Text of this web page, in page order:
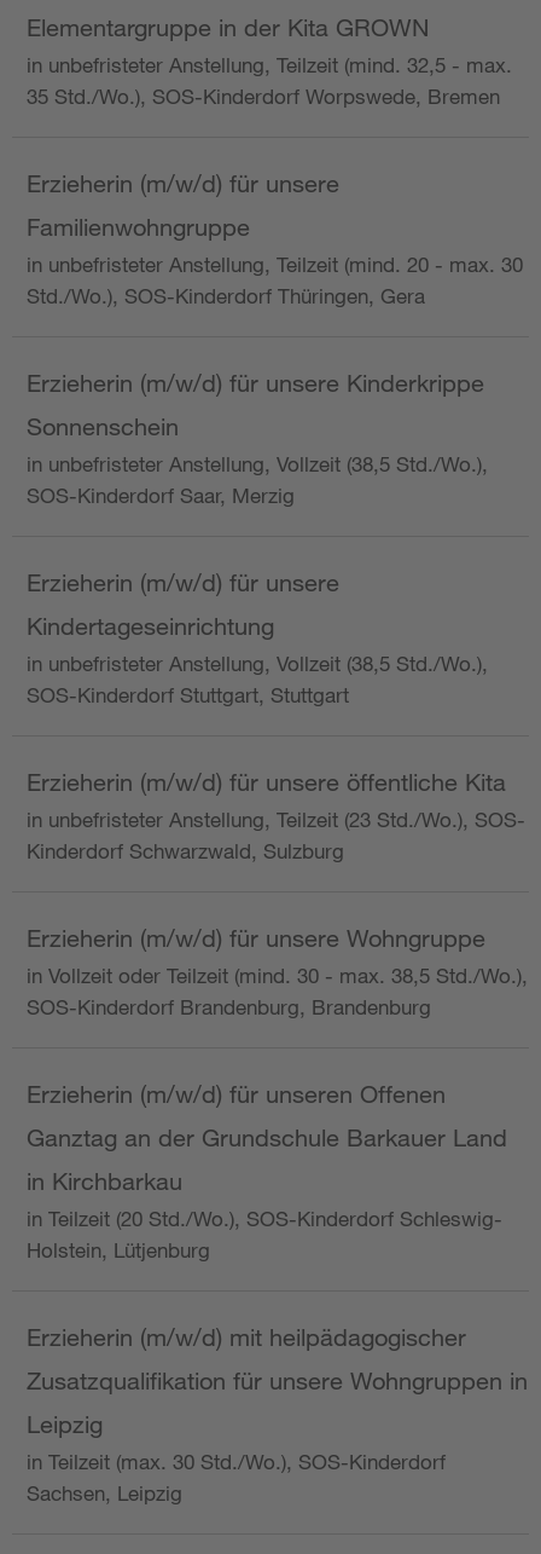
Elementargruppe in der Kita GROWN
in unbefristeter Anstellung, Teilzeit (mind. 32,5 - max.
35 Std./Wo.), SOS-Kinderdorf Worpswede, Bremen
Erzieherin (m/w/d) für unsere
Familienwohngruppe
in unbefristeter Anstellung, Teilzeit (mind. 20 - max. 30
Std./Wo.), SOS-Kinderdorf Thüringen, Gera
Erzieherin (m/w/d) für unsere Kinderkrippe
Sonnenschein
in unbefristeter Anstellung, Vollzeit (38,5 Std./Wo.),
SOS-Kinderdorf Saar, Merzig
Erzieherin (m/w/d) für unsere
Kindertageseinrichtung
in unbefristeter Anstellung, Vollzeit (38,5 Std./Wo.),
SOS-Kinderdorf Stuttgart, Stuttgart
Erzieherin (m/w/d) für unsere öffentliche Kita
in unbefristeter Anstellung, Teilzeit (23 Std./Wo.), SOS-
Kinderdorf Schwarzwald, Sulzburg
Erzieherin (m/w/d) für unsere Wohngruppe
in Vollzeit oder Teilzeit (mind. 30 - max. 38,5 Std./Wo.),
SOS-Kinderdorf Brandenburg, Brandenburg
Erzieherin (m/w/d) für unseren Offenen
Ganztag an der Grundschule Barkauer Land
in Kirchbarkau
in Teilzeit (20 Std./Wo.), SOS-Kinderdorf Schleswig-
Holstein, Lütjenburg
Erzieherin (m/w/d) mit heilpädagogischer
Zusatzqualifikation für unsere Wohngruppen in
Leipzig
in Teilzeit (max. 30 Std./Wo.), SOS-Kinderdorf
Sachsen, Leipzig